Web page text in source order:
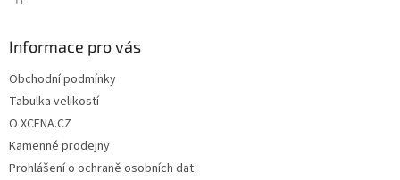
Informace pro vás
Obchodní podmínky
Tabulka velikostí
O XCENA.CZ
Kamenné prodejny
Prohlášení o ochraně osobních dat